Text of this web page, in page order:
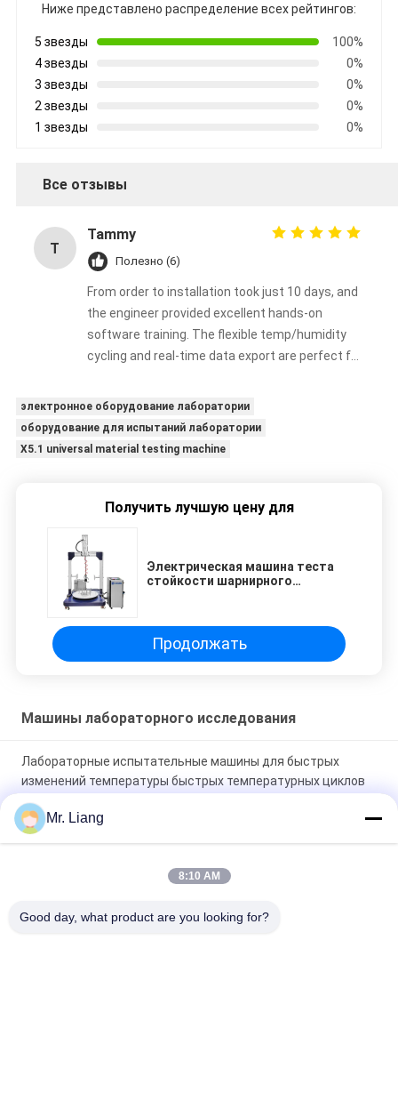
Ниже представлено распределение всех рейтингов:
5 звезды
100%
4 звезды
0%
3 звезды
0%
2 звезды
0%
1 звезды
0%
Все отзывы
T
Tammy
Полезно (6)
From order to installation took just 10 days, and
the engineer provided excellent hands-on
software training. The flexible temp/humidity
cycling and real-time data export are perfect for
downside is slight operational noise (~65dB),
but overall, it offers great value and stability for
SMEs on a budget.
электронное оборудование лаборатории
оборудование для испытаний лаборатории
X5.1 universal material testing machine
Получить лучшую цену для
Электрическая машина теста
стойкости шарнирного
Продолжать
Машины лабораторного исследования
Лабораторные испытательные машины для быстрых
изменений температуры быстрых температурных циклов
Тест-камера
Электрическая машина теста стойкости шарнирного
машина с 2kn сенсорным экраном
Mr. Liang
8:10 AM
Good day, what product are you looking for?